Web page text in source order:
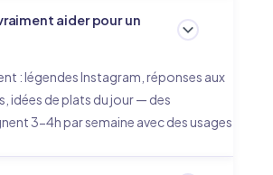
aider pour un
: légendes Instagram, réponses aux
idées de plats du jour — des
3-4h par semaine avec des usages